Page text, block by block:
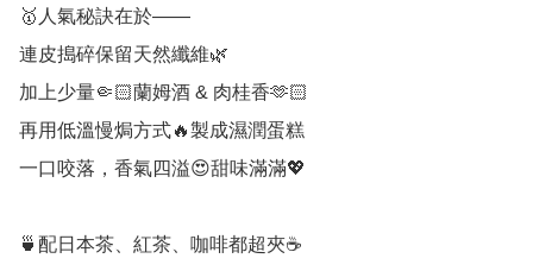
🥇人氣秘訣在於——
連皮搗碎保留天然纖維🌿
加上少量🤏🏻蘭姆酒 & 肉桂香🫶🏻
再用低溫慢焗方式🔥製成濕潤蛋糕
一口咬落，香氣四溢😍甜味滿滿💖
🍵配日本茶、紅茶、咖啡都超夾☕